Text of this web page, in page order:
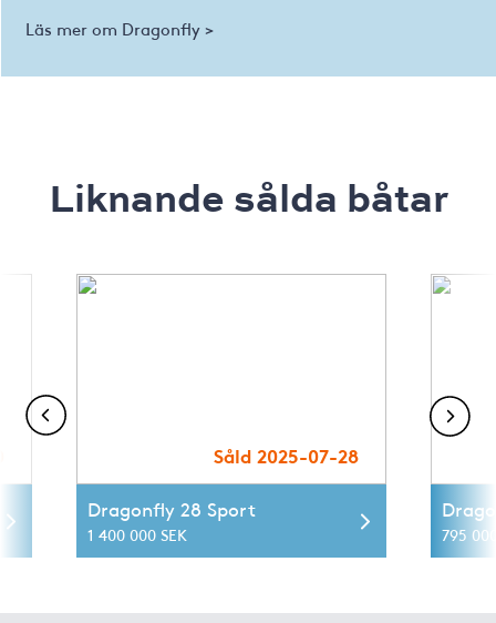
Läs mer om Dragonfly >
Liknande sålda båtar
Såld 2025-07-28
Dragonfly 28 Sport
1 400 000 SEK 795